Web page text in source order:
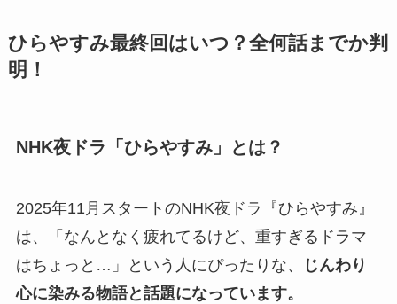
ひらやすみ最終回はいつ？全何話までか判
明！
NHK夜ドラ「ひらやすみ」とは？
2025年11月スタートのNHK夜ドラ『ひらやすみ』
は、「なんとなく疲れてるけど、重すぎるドラマ
はちょっと…」という人にぴったりな、
じんわり
心に染みる物語と話題になっています。